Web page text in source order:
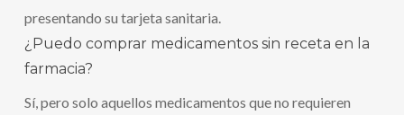
presentando su tarjeta sanitaria.
¿Puedo comprar medicamentos sin receta en la
farmacia?
Sí, pero solo aquellos medicamentos que no requieren